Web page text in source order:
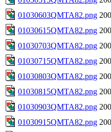
01030603QMTA82.png
01030615QMTA82.png
01030703QMTA82.png
01030715QMTA82.png
01030803QMTA82.png
01030815QMTA82.png
01030903QMTA82.png
01030915QMTA82.png